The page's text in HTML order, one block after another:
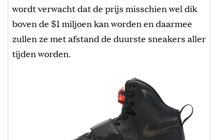
wordt verwacht dat de prijs misschien wel dik
boven de $1 miljoen kan worden en daarmee
zullen ze met afstand de duurste sneakers aller
tijden worden.